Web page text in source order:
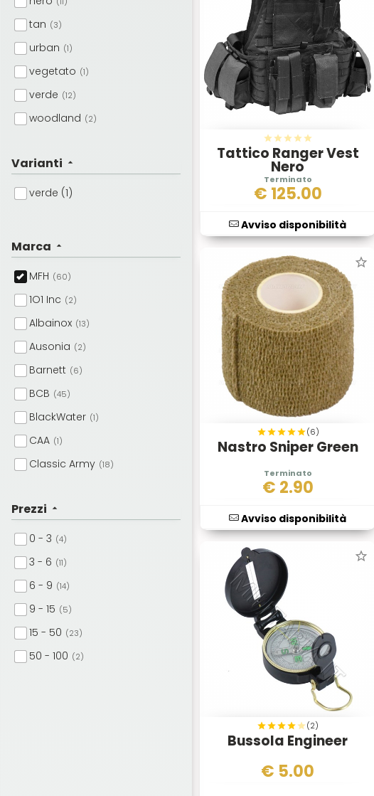
tan (3)
urban (1)
vegetato (1)
verde (12)
woodland (2)
Varianti
verde (1)
Marca
MFH (60)
1O1 Inc (2)
Albainox (13)
Ausonia (2)
Barnett (6)
BCB (45)
BlackWater (1)
CAA (1)
Classic Army (18)
Cybergun
Defcon5
Denix (18)
Element
Favour (1)
Fosco (22)
FOX (14)
Prezzi
0 - 3 (4)
3 - 6 (11)
6 - 9 (14)
9 - 15 (5)
15 - 50 (23)
50 - 100 (2)
Tattico Ranger Vest
Nero
€ 125.00
Avviso disponibilità
(6)
Nastro Sniper Green
€ 2.90
Avviso disponibilità
(2)
Bussola Engineer
€ 5.00